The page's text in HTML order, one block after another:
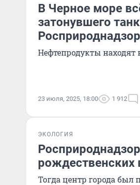
В Черное море
затонувшего
Нефтепродукты находят
23 июля, 2025, 18:00 1 912
ЭКОЛОГИЯ
рождественских
Тогда центр города был